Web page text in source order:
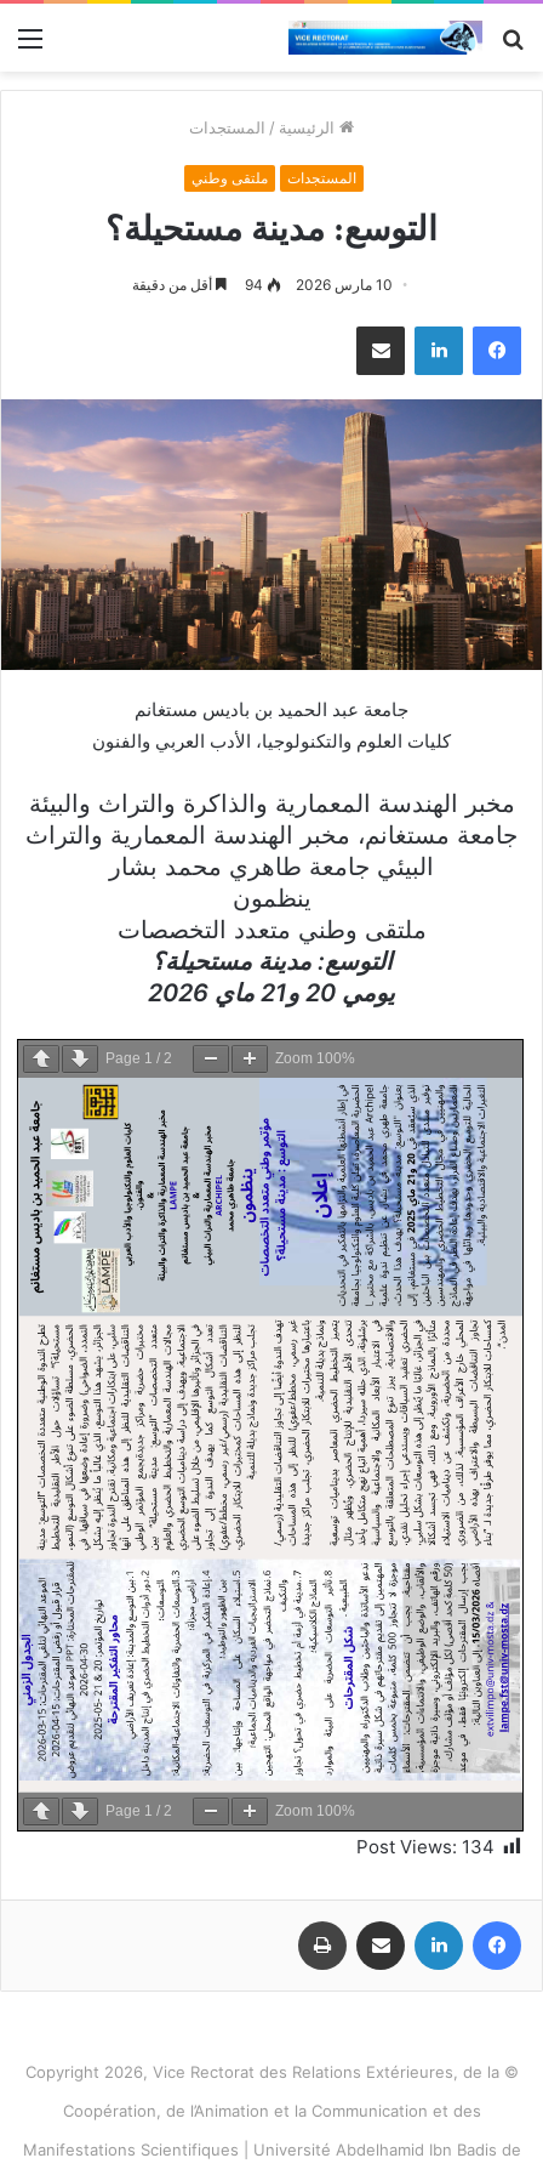
بحث
الرئيسية / المستجدات
المستجدات ملتقى وطني
التوسع: مدينة مستحيلة؟
10 مارس 2026 94 أقل من دقيقة
فيسبوك لينكدإن مشاركة عبر البريد
جامعة عبد الحميد بن باديس مستغانم
كليات العلوم والتكنولوجيا، الأدب العربي والفنون
مخبر الهندسة المعمارية والذاكرة والتراث والبيئة
جامعة مستغانم، مخبر الهندسة المعمارية والتراث
البيئي جامعة طاهري محمد بشار
ينظمون
ملتقى وطني متعدد التخصصات
التوسع: مدينة مستحيلة؟
يومي 20 و21 ماي 2026
Page 1 / 2 Zoom 100%
Page 1 / 2 Zoom 100%
Post Views: 134
فيسبوك لينكدإن مشاركة عبر البريد
© Copyright 2026, Vice Rectorat des Relations Extérieures, de la
Coopération, de l’Animation et la Communication et des
Manifestations Scientifiques | Université Abdelhamid Ibn Badis de